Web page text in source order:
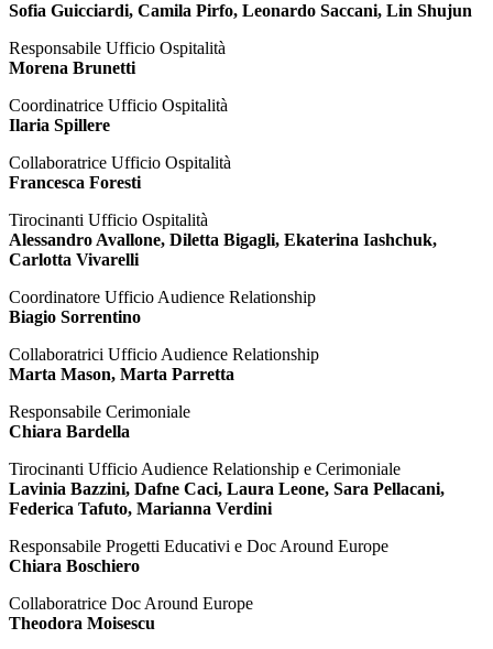
Sofia Guicciardi, Camila Pirfo, Leonardo Saccani, Lin Shujun
Responsabile Ufficio Ospitalità
Morena Brunetti
Coordinatrice Ufficio Ospitalità
Ilaria Spillere
Collaboratrice Ufficio Ospitalità
Francesca Foresti
Tirocinanti Ufficio Ospitalità
Alessandro Avallone, Diletta Bigagli, Ekaterina Iashchuk,
Carlotta Vivarelli
Coordinatore Ufficio Audience Relationship
Biagio Sorrentino
Collaboratrici Ufficio Audience Relationship
Marta Mason, Marta Parretta
Responsabile Cerimoniale
Chiara Bardella
Tirocinanti Ufficio Audience Relationship e Cerimoniale
Lavinia Bazzini, Dafne Caci, Laura Leone, Sara Pellacani,
Federica Tafuto, Marianna Verdini
Responsabile Progetti Educativi e Doc Around Europe
Chiara Boschiero
Collaboratrice Doc Around Europe
Theodora Moisescu